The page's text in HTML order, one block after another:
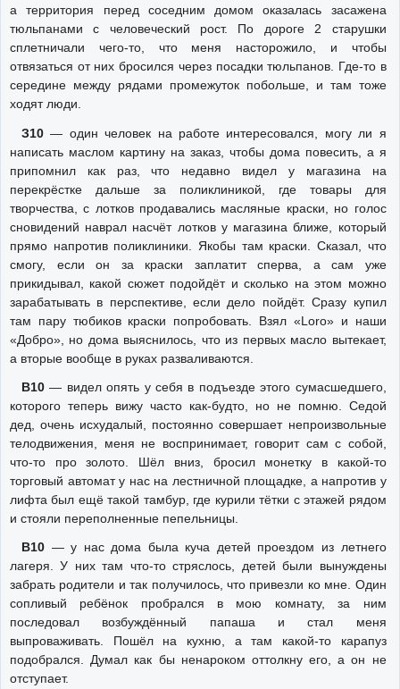
а территория перед соседним домом оказалась засажена
тюльпанами с человеческий рост. По дороге 2 старушки
сплетничали чего-то, что меня насторожило, и чтобы
отвязаться от них бросился через посадки тюльпанов. Где-то в
середине между рядами промежуток побольше, и там тоже
ходят люди.
З10— один человек на работе интересовался, могу ли я
написать маслом картину на заказ, чтобы дома повесить, а я
припомнил как раз, что недавно видел у магазина на
перекрёстке дальше за поликлиникой, где товары для
творчества, с лотков продавались масляные краски, но голос
сновидений наврал насчёт лотков у магазина ближе, который
прямо напротив поликлиники. Якобы там краски. Сказал, что
смогу, если он за краски заплатит сперва, а сам уже
прикидывал, какой сюжет подойдёт и сколько на этом можно
зарабатывать в перспективе, если дело пойдёт. Сразу купил
там пару тюбиков краски попробовать. Взял «Loro» и наши
«Добро», но дома выяснилось, что из первых масло вытекает,
а вторые вообще в руках разваливаются.
В10— видел опять у себя в подъезде этого сумасшедшего,
которого теперь вижу часто как-будто, но не помню. Седой
дед, очень исхудалый, постоянно совершает непроизвольные
телодвижения, меня не воспринимает, говорит сам с собой,
что-то про золото. Шёл вниз, бросил монетку в какой-то
торговый автомат у нас на лестничной площадке, а напротив у
лифта был ещё такой тамбур, где курили тётки с этажей рядом
и стояли переполненные пепельницы.
В10— у нас дома была куча детей проездом из летнего
лагеря. У них там что-то стряслось, детей были вынуждены
забрать родители и так получилось, что привезли ко мне. Один
сопливый ребёнок пробрался в мою комнату, за ним
последовал возбуждённый папаша и стал меня
выпроваживать. Пошёл на кухню, а там какой-то карапуз
подобрался. Думал как бы ненароком оттолкну его, а он не
отступает.